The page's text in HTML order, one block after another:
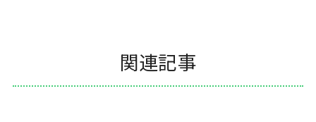
関連記事